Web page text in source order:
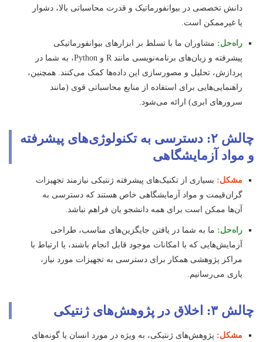
دانش تخصصی در بیوانفورماتیک و قدرت محاسباتی بالا، دشوار
یا غیرممکن است.
راه‌حل: مشاوران ما با تسلط بر ابزارهای بیوانفورماتیکی
پیشرفته و زبان‌های برنامه‌نویسی مانند R و Python، به شما در
پردازش، تحلیل و مصورسازی این داده‌ها کمک می‌کنند. همچنین،
راهنمایی‌هایی برای استفاده از منابع محاسباتی قوی (مانند
سرورهای ابری) ارائه می‌شود.
چالش ۲: دسترسی به تکنولوژی‌های پیشرفته
و مواد آزمایشگاهی
مشکل: بسیاری از تکنیک‌های پیشرفته ژنتیکی نیازمند تجهیزات
گران‌قیمت و مواد آزمایشگاهی خاص هستند که دسترسی به
آن‌ها ممکن است برای همه دانشجو یان فراهم نباشد.
راه‌حل: ما به شما در یافتن جایگزین‌های مناسب، طراحی
آزمایش‌هایی که با امکانات موجود قابل انجام باشند، یا ارتباط با
مراکز پژوهشی همکار برای دسترسی به تجهیزات مورد نیاز،
یاری می‌رسانیم.
چالش ۳: اخلاق در پژوهش‌های ژنتیکی
مشکل: پژوهش‌های ژنتیکی، به ویژه در مورد انسان یا گونه‌های